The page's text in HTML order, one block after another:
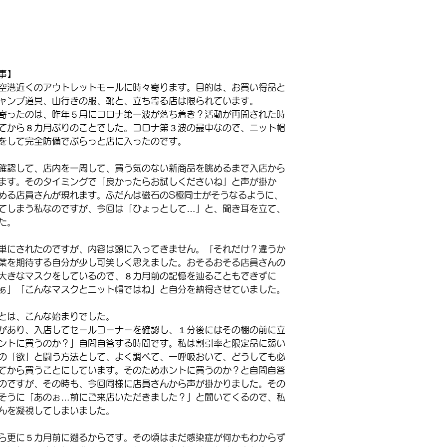
】
近くのアウトレットモールに時々寄ります。目的は、お買い得品と
ンプ道具、山行きの服、靴と、立ち寄る店は限られています。
ったのは、昨年５月にコロナ第一波が落ち着き？活動が再開された時
から８カ月ぶりのことでした。コロナ第３波の最中なので、ニット帽
して完全防備でぶらっと店に入ったのです。
して、店内を一周して、買う気のない新商品を眺めるまで入店から
す。そのタイミングで「良かったらお試しくださいね」と声が掛か
る店員さんが現れます。ふだんは磁石のS極同士がそうなるように、
しまう私なのですが、今回は「ひょっとして…」と、聞き耳を立て、
。
されたのですが、内容は頭に入ってきません。「それだけ？違うか
を期待する自分が少し可笑しく思えました。おそるおそる店員さんの
きなマスクをしているので、８カ月前の記憶を辿ることもできずに
」「こんなマスクとニット帽ではね」と自分を納得させていました。
、こんな始まりでした。
あり、入店してセールコーナーを確認し、１分後にはその棚の前に立
トに買うのか？」自問自答する時間です。私は割引率と限定品に弱い
「欲」と闘う方法として、よく調べて、一呼吸おいて、どうしても必
から買うことにしています。そのためホントに買うのか？と自問自答
ですが、その時も、今回同様に店員さんから声が掛かりました。その
うに「あのぉ…前にご来店いただきました？」と聞いてくるので、私
を凝視してしまいました。
に５カ月前に遡るからです。その頃はまだ感染症が何かもわからず